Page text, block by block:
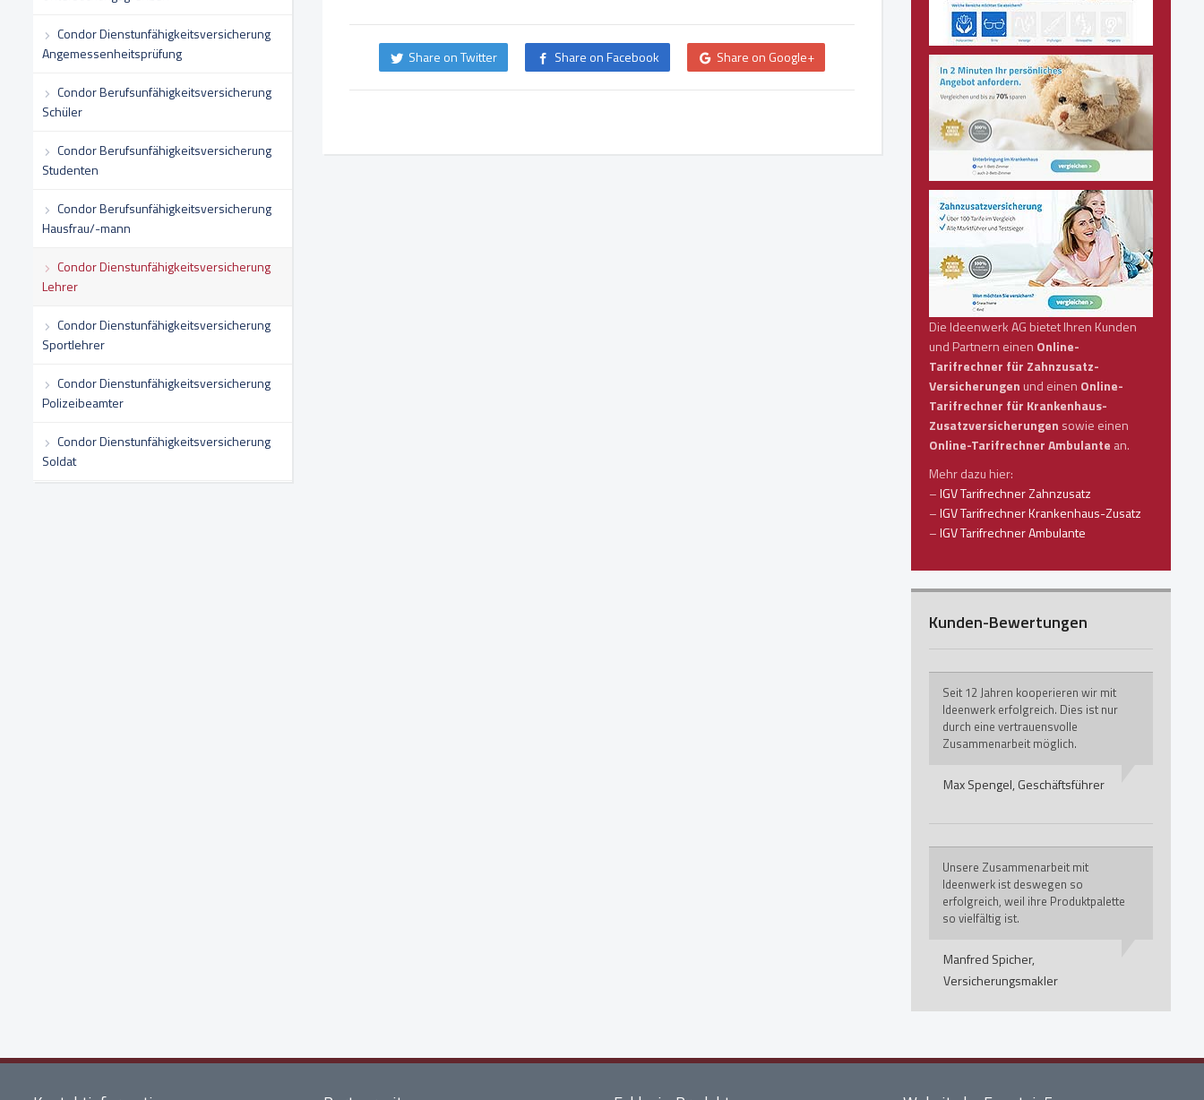
Condor Dienstunfähigkeitsversicherung
Angemessenheitsprüfung
Condor Berufsunfähigkeitsversicherung
Schüler
Condor Berufsunfähigkeitsversicherung
Studenten
Condor Berufsunfähigkeitsversicherung
Hausfrau/-mann
Condor Dienstunfähigkeitsversicherung
Lehrer
Condor Dienstunfähigkeitsversicherung
Sportlehrer
Condor Dienstunfähigkeitsversicherung
Polizeibeamter
Condor Dienstunfähigkeitsversicherung
Soldat
Share on Twitter Share on Facebook Share on Google+
Die Ideenwerk AG bietet Ihren Kunden
und Partnern einen Online-
Tarifrechner für Zahnzusatz-
Versicherungen und einen Online-
Tarifrechner für Krankenhaus-
Zusatzversicherungen sowie einen
Online-Tarifrechner Ambulante an.
Mehr dazu hier:
–IGV Tarifrechner Zahnzusatz
–IGV Tarifrechner Krankenhaus-Zusatz
–IGV Tarifrechner Ambulante
Kunden-Bewertungen
Seit 12 Jahren kooperieren wir mit
Ideenwerk erfolgreich. Dies ist nur
durch eine vertrauensvolle
Zusammenarbeit möglich.
Max Spengel, Geschäftsführer
Unsere Zusammenarbeit mit
Ideenwerk ist deswegen so
erfolgreich, weil ihre Produktpalette
so vielfältig ist.
Manfred Spicher,
Versicherungsmakler